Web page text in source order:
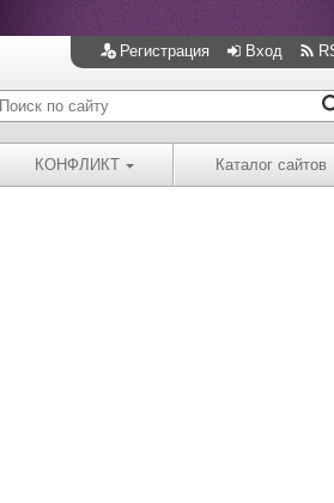
Регистрация Вход
КОНФЛИКТ Каталог сайтов